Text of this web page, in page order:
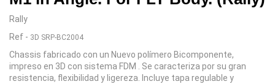
Rally
Ref - 3D SRP-BC2004
Chassis fabricado con un Nuevo polímero Bicomponente,
impreso en 3D con sistema FDM . Se caracteriza por su gran
resistencia, flexibilidad y ligereza. Incluye tapa regulable y